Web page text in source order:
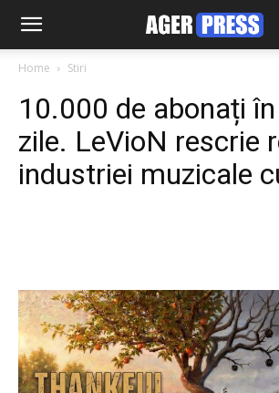
Home Stiri
10.000 de abonați
zile. LeVioN rescrie
industriei muzicale